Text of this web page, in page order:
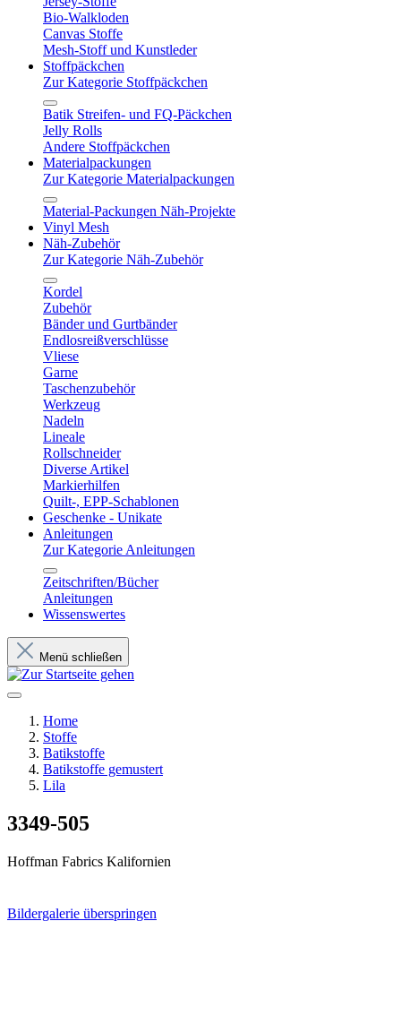
Bio-Walkloden
Canvas Stoffe
Mesh-Stoff und Kunstleder
Stoffpäckchen
Zur Kategorie Stoffpäckchen
Batik Streifen- und FQ-Päckchen
Jelly Rolls
Andere Stoffpäckchen
Materialpackungen
Zur Kategorie Materialpackungen
Material-Packungen Näh-Projekte
Vinyl Mesh
Näh-Zubehör
Zur Kategorie Näh-Zubehör
Kordel
Zubehör
Bänder und Gurtbänder
Endlosreißverschlüsse
Vliese
Garne
Taschenzubehör
Werkzeug
Nadeln
Lineale
Rollschneider
Diverse Artikel
Markierhilfen
Quilt-, EPP-Schablonen
Geschenke - Unikate
Anleitungen
Zur Kategorie Anleitungen
Zeitschriften/Bücher
Anleitungen
Wissenswertes
Menü schließen
Home
Stoffe
Batikstoffe
Batikstoffe gemustert
Lila
3349-505
Hoffman Fabrics Kalifornien
Bildergalerie überspringen